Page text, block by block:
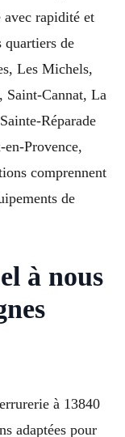
avec rapidité et
quartiers de
Les Michels,
Saint-Cannat, La
Réparade
Provence,
comprennent
de
à nous
à 13840
adaptées pour